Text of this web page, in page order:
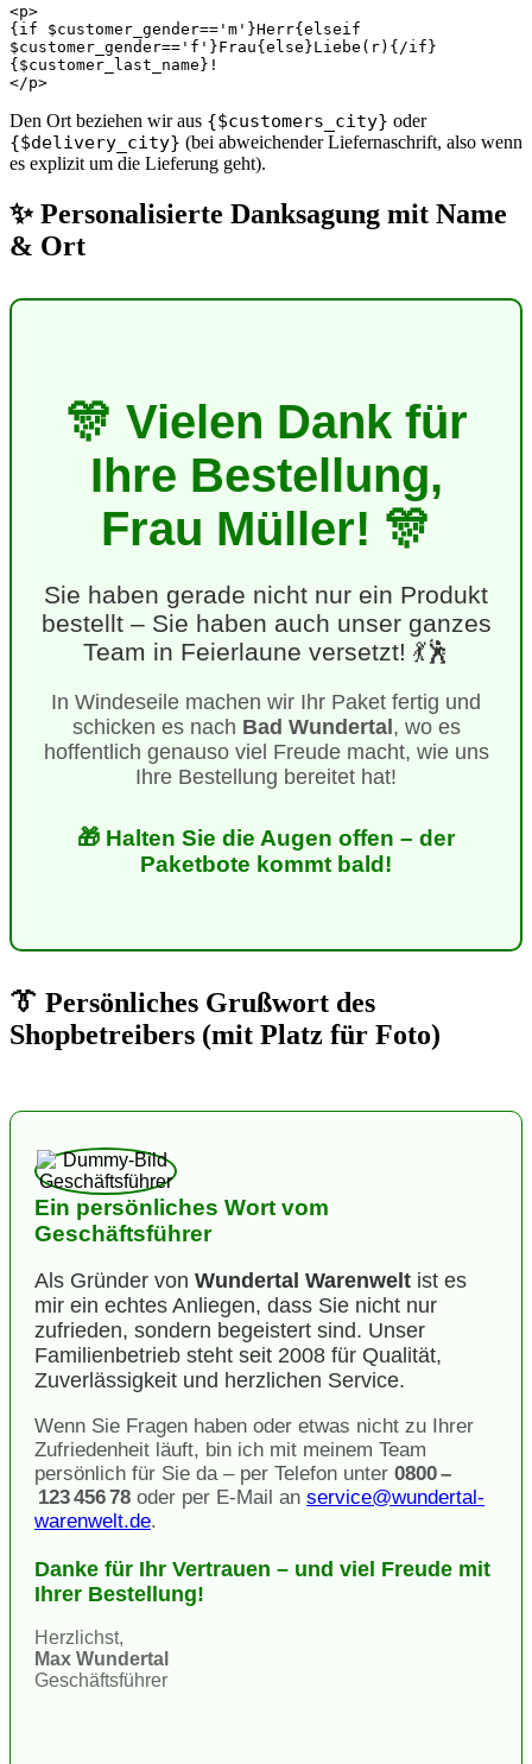
<p>
{if $customer_gender=='m'}Herr{elseif
$customer_gender=='f'}Frau{else}Liebe(r){/if}
{$customer_last_name}!
</p>
Den Ort beziehen wir aus {$customers_city} oder
{$delivery_city} (bei abweichender Liefernaschrift, also wenn
es explizit um die Lieferung geht).
✨ Personalisierte Danksagung mit Name
& Ort
🎊 Vielen Dank für
Ihre Bestellung,
Frau Müller! 🎊
Sie haben gerade nicht nur ein Produkt
bestellt – Sie haben auch unser ganzes
Team in Feierlaune versetzt! 💃🕺
In Windeseile machen wir Ihr Paket fertig und
schicken es nach Bad Wundertal , wo es
hoffentlich genauso viel Freude macht, wie uns
Ihre Bestellung bereitet hat!
🎁 Halten Sie die Augen offen – der
Paketbote kommt bald!
👔 Persönliches Grußwort des
Shopbetreibers (mit Platz für Foto)
Ein persönliches Wort vom
Geschäftsführer
Als Gründer von Wundertal Warenwelt ist es
mir ein echtes Anliegen, dass Sie nicht nur
zufrieden, sondern begeistert sind. Unser
Familienbetrieb steht seit 2008 für Qualität,
Zuverlässigkeit und herzlichen Service.
Wenn Sie Fragen haben oder etwas nicht zu Ihrer
Zufriedenheit läuft, bin ich mit meinem Team
persönlich für Sie da – per Telefon unter 0800 –
123 456 78 oder per E-Mail an service@wundertal-
warenwelt.de.
Danke für Ihr Vertrauen – und viel Freude mit
Ihrer Bestellung!
Herzlichst,
Max Wundertal
Geschäftsführer